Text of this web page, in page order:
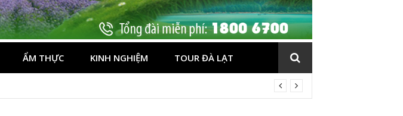
ẨM THỰC KINH NGHIỆM TOUR ĐÀ LẠT